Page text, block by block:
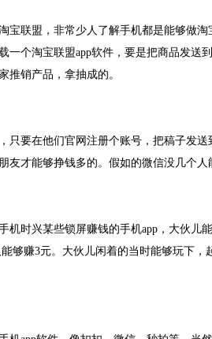
宝联盟，非常少人了解手机都是能够做
一个淘宝联盟app软件，要是把商品发送
推销产品，拿抽成的。
只要在他们官网注册个账号，把稿子发
友才能够挣钱多的。假如的微信没几个人
机时兴某些锁屏赚钱的手机app，大伙儿
够赚3元。大伙儿闲着的当时能够玩下，